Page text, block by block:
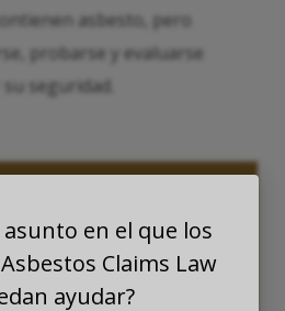
asbesto, pero
probarse y evaluarse
seguridad.
cómo estuvo expuesto
en el que los
Claims Law
ayudar?